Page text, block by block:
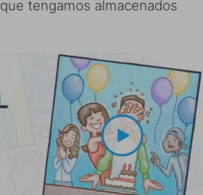
que tengamos almacenados